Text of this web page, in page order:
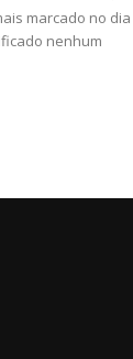
marcado no dia
nenhum